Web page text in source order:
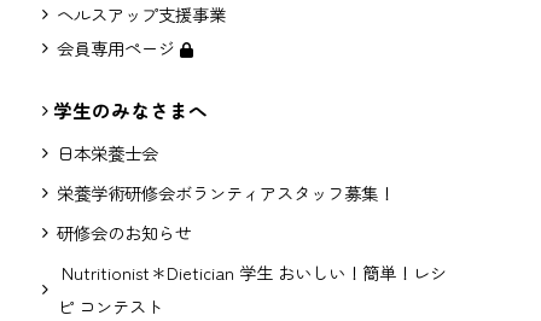
ヘルスアップ支援事業
会員専用ページ
学生のみなさまへ
日本栄養士会
栄養学術研修会ボランティアスタッフ募集！
研修会のお知らせ
Nutritionist＊Dietician 学生 おいしい！簡単！レシ
ピ コンテスト